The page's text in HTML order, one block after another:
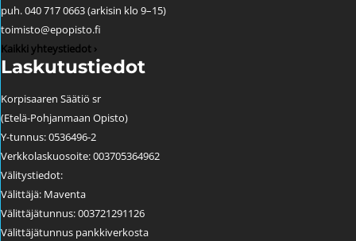
puh. 040 717 0663 (arkisin klo 9–15)
toimisto@epopisto.fi
Kaikki yhteystiedot ›
Laskutustiedot
Korpisaaren Säätiö sr
(Etelä-Pohjanmaan Opisto)
Y-tunnus: 0536496-2
Verkkolaskuosoite: 003705364962
Välitystiedot:
Välittäjä: Maventa
Välittäjätunnus: 003721291126
Välittäjätunnus pankkiverkosta